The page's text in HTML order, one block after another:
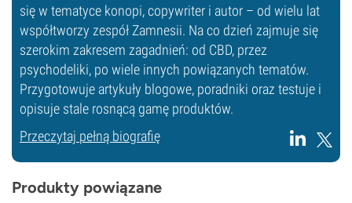
się w tematyce konopi, copywriter i autor – od wielu lat
współtworzy zespół Zamnesii. Na co dzień zajmuje się
szerokim zakresem zagadnień: od CBD, przez
psychodeliki, po wiele innych powiązanych tematów.
Przygotowuje artykuły blogowe, poradniki oraz testuje i
opisuje stale rosnącą gamę produktów.
Przeczytaj pełną biografię
Produkty powiązane